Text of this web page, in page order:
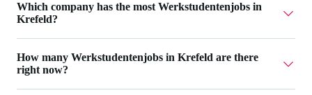
Which company has the most Werkstudentenjobs in
Krefeld?
How many Werkstudentenjobs in Krefeld are there
right now?